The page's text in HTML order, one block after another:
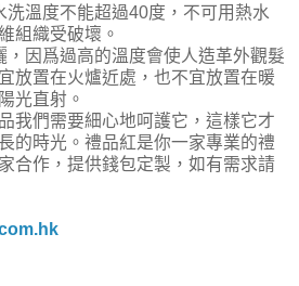
溫度不能超過40度，不可用熱水
組織受破壞。
因爲過高的溫度會使人造革外觀髮
放置在火爐近處，也不宜放置在暖
光直射。
們需要細心地呵護它，這樣它才
的時光。禮品紅是你一家專業的禮
合作，提供錢包定製，如有需求請